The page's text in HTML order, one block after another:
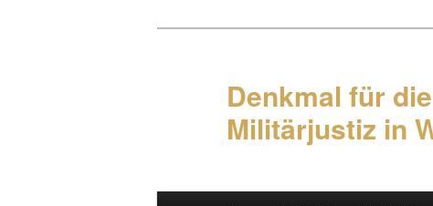
Denkmal für
Militärjustiz in